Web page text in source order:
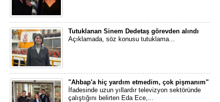
Tutuklanan Sinem Dedetaş görevden alındı
Açıklamada, söz konusu tutuklama...
"Ahbap'a hiç yardım etmedim, çok pişmanım"
İfadesinde uzun yıllardır televizyon sektöründe
çalıştığını belirten Eda Ece,...